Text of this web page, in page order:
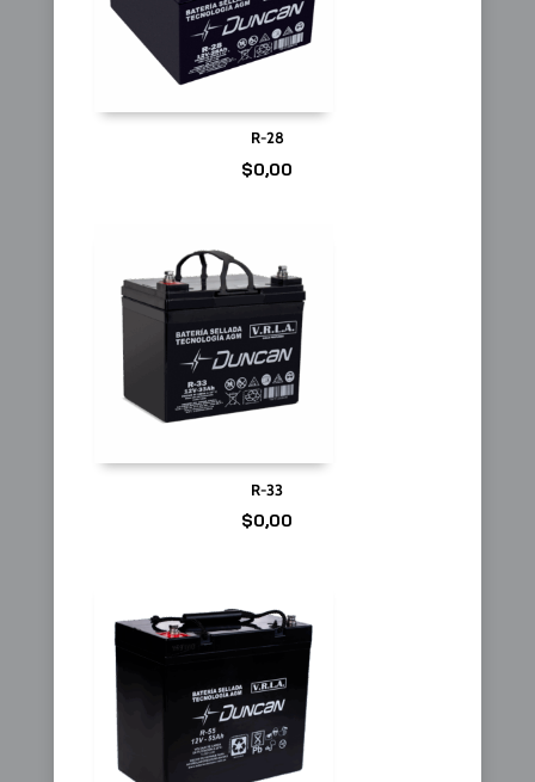
R-28
$0,00
R-33
$0,00